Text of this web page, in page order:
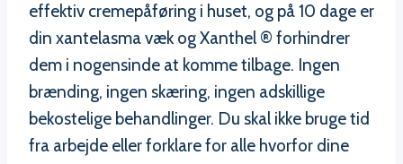
effektiv cremepåføring i huset, og på 10 dage er
din xantelasma væk og Xanthel ® forhindrer
dem i nogensinde at komme tilbage. Ingen
brænding, ingen skæring, ingen adskillige
bekostelige behandlinger. Du skal ikke bruge tid
fra arbejde eller forklare for alle hvorfor dine